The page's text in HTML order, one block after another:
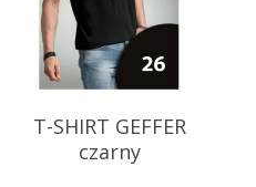
T-SHIRT GEFFER
czarny